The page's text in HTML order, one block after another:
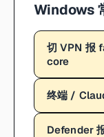
Windows
切 VPN 报
core
终端 /
Defender